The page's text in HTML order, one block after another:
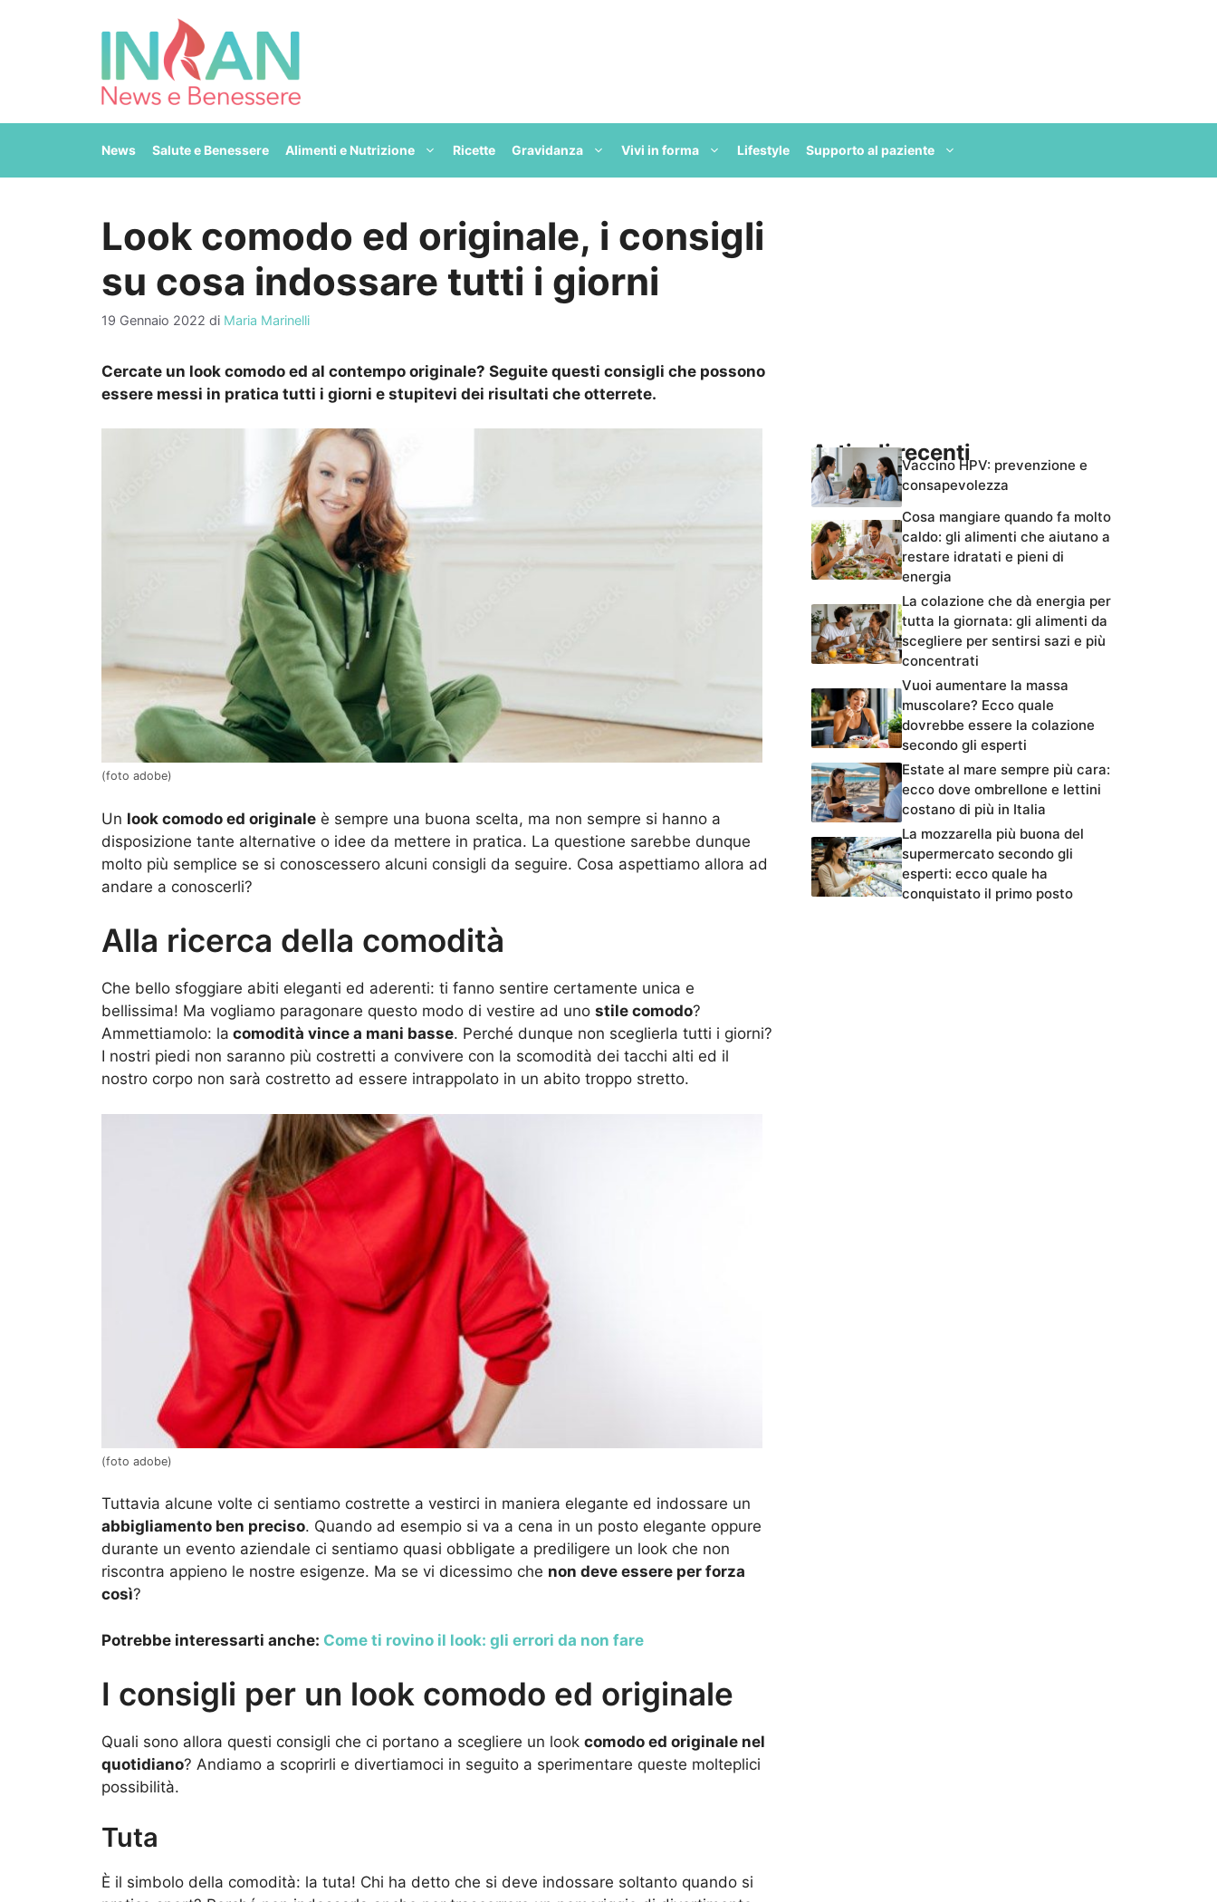
News Salute e Benessere Alimenti e Nutrizione Ricette Gravidanza Vivi in forma Lifestyle Supporto al paziente
Look comodo ed originale, i consigli
su cosa indossare tutti i giorni
19 Gennaio 2022 di Maria Marinelli
Cercate un look comodo ed al contempo originale? Seguite questi consigli che possono
essere messi in pratica tutti i giorni e stupitevi dei risultati che otterrete.
(foto adobe)
Un look comodo ed originale è sempre una buona scelta, ma non sempre si hanno a
disposizione tante alternative o idee da mettere in pratica. La questione sarebbe dunque
molto più semplice se si conoscessero alcuni consigli da seguire. Cosa aspettiamo allora ad
andare a conoscerli?
Alla ricerca della comodità
Che bello sfoggiare abiti eleganti ed aderenti: ti fanno sentire certamente unica e
bellissima! Ma vogliamo paragonare questo modo di vestire ad uno stile comodo?
Ammettiamolo: la comodità vince a mani basse. Perché dunque non sceglierla tutti i giorni?
I nostri piedi non saranno più costretti a convivere con la scomodità dei tacchi alti ed il
nostro corpo non sarà costretto ad essere intrappolato in un abito troppo stretto.
(foto adobe)
Tuttavia alcune volte ci sentiamo costrette a vestirci in maniera elegante ed indossare un
abbigliamento ben preciso. Quando ad esempio si va a cena in un posto elegante oppure
durante un evento aziendale ci sentiamo quasi obbligate a prediligere un look che non
riscontra appieno le nostre esigenze. Ma se vi dicessimo che non deve essere per forza
così?
Potrebbe interessarti anche: Come ti rovino il look: gli errori da non fare
I consigli per un look comodo ed originale
Quali sono allora questi consigli che ci portano a scegliere un look comodo ed originale nel
quotidiano? Andiamo a scoprirli e divertiamoci in seguito a sperimentare queste molteplici
possibilità.
Tuta
È il simbolo della comodità: la tuta! Chi ha detto che si deve indossare soltanto quando si
Articoli recentiVaccino HPV: prevenzione e
consapevolezza
Cosa mangiare quando fa molto
caldo: gli alimenti che aiutano a
restare idratati e pieni di
energia
La colazione che dà energia per
tutta la giornata: gli alimenti da
scegliere per sentirsi sazi e più
concentrati
Vuoi aumentare la massa
muscolare? Ecco quale
dovrebbe essere la colazione
secondo gli esperti
Estate al mare sempre più cara:
ecco dove ombrellone e lettini
costano di più in Italia
La mozzarella più buona del
supermercato secondo gli
esperti: ecco quale ha
conquistato il primo posto